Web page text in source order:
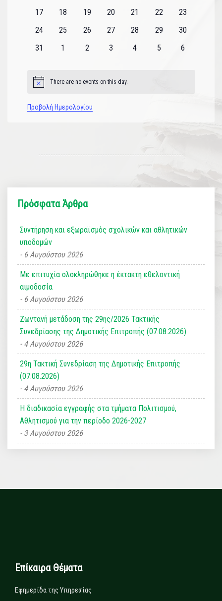
0
17
0
18
0
19
0
20
0
21
0
22
0
23
0
24
0
25
0
26
0
27
0
28
0
29
0
30
0
31
0
1
0
2
0
3
0
4
0
5
0
6
Notice There are no events on this day.
Προβολή Ημερολογίου
Πρόσφατα Άρθρα
Συντήρηση και εξωραϊσμός σχολικών και αθλητικών
υποδομών
6 Αυγούστου 2026
Με επιτυχία ολοκληρώθηκε η έκτακτη εθελοντική
αιμοδοσία
6 Αυγούστου 2026
Ζωντανή μετάδοση της 29ης/2026 Τακτικής
Συνεδρίασης της Δημοτικής Επιτροπής (07.08.2026)
4 Αυγούστου 2026
29η Τακτική Συνεδρίαση της Δημοτικής Επιτροπής
(07.08.2026)
4 Αυγούστου 2026
Η διαδικασία εγγραφής στα τμήματα Πολιτισμού,
Αθλητισμού για την περίοδο 2026-2027
3 Αυγούστου 2026
Επίκαιρα Θέματα
Εφημερίδα της Υπηρεσίας